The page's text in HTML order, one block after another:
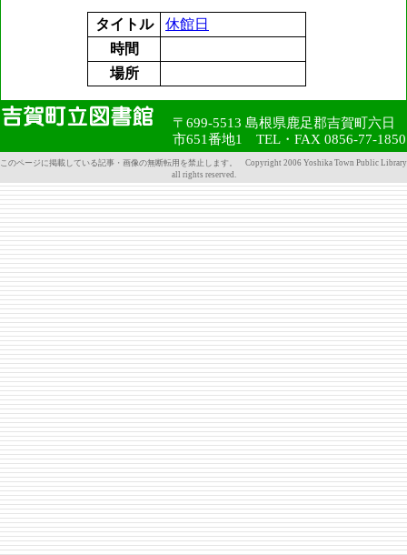
タイトル
休館日
時間
場所
〒699-5513 島根県鹿足郡吉賀町六日
市651番地1 TEL・FAX 0856-77-1850
このページに掲載している記事・画像の無断転用を禁止します。 Copyright 2006 Yoshika Town Public Library
all rights reserved.